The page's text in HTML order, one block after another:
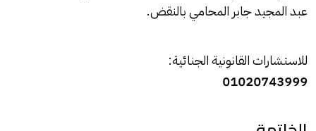
عبد المجيد جابر المحامي بالنقض.
للاستشارات القانونية الجنائية:
01020743999